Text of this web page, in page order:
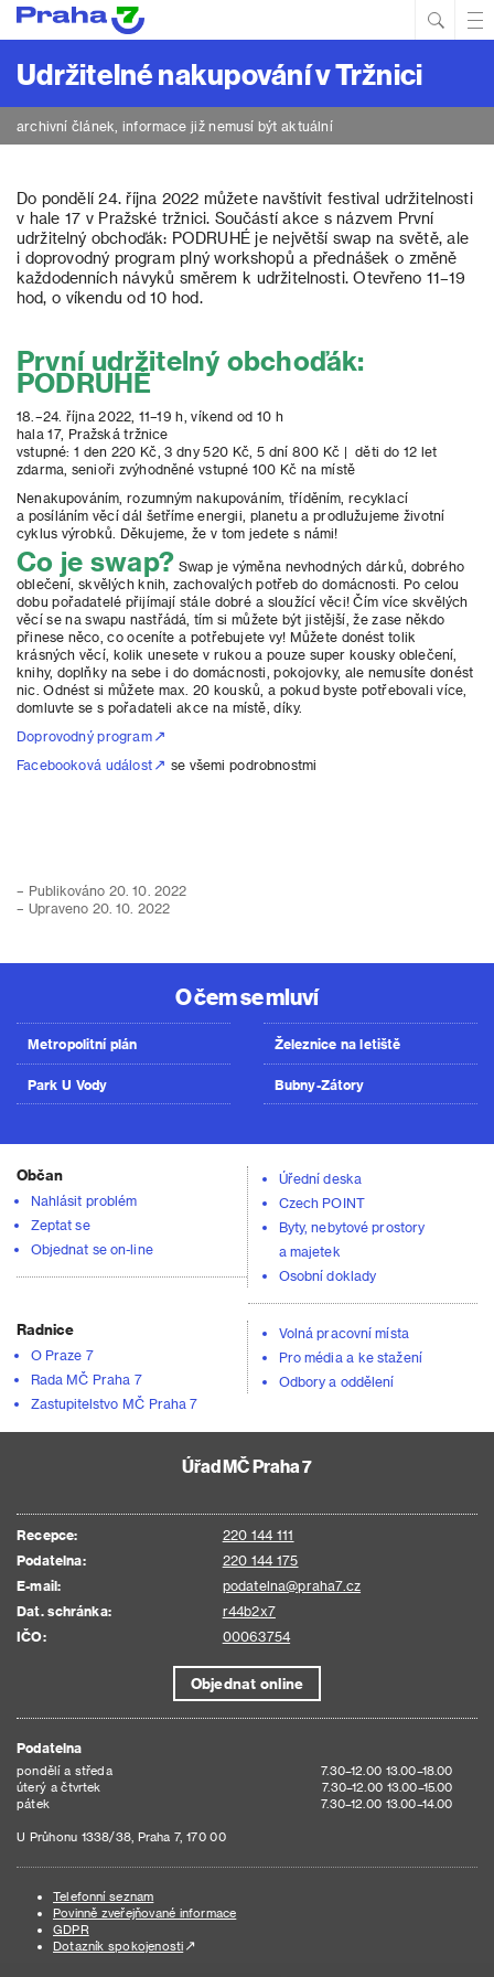
Udržitelné nakupování v Tržnici
archivní článek, informace již nemusí být aktuální
Do pondělí 24. října 2022 můžete navštívit festival udržitelnosti
v hale 17 v Pražské tržnici. Součástí akce s názvem První
udržitelný obchoďák: PODRUHÉ je největší swap na světě, ale
i doprovodný program plný workshopů a přednášek o změně
každodenních návyků směrem k udržitelnosti. Otevřeno 11–19
hod, o víkendu od 10 hod.
První udržitelný obchoďák:
PODRUHÉ
18.–24. října 2022, 11–19 h, víkend od 10 h
hala 17, Pražská tržnice
vstupné: 1 den 220 Kč, 3 dny 520 Kč, 5 dní 800 Kč | děti do 12 let
zdarma, senioři zvýhodněné vstupné 100 Kč na místě
Nenakupováním, rozumným nakupováním, tříděním, recyklací
a posíláním věcí dál šetříme energii, planetu a prodlužujeme životní
cyklus výrobků. Děkujeme, že v tom jedete s námi!
Co je swap? Swap je výměna nevhodných dárků, dobrého
oblečení, skvělých knih, zachovalých potřeb do domácnosti. Po celou
dobu pořadatelé přijímají stále dobré a sloužící věci! Čím více skvělých
věcí se na swapu nastřádá, tím si můžete být jistější, že zase někdo
přinese něco, co oceníte a potřebujete vy! Můžete donést tolik
krásných věcí, kolik unesete v rukou a pouze super kousky oblečení,
knihy, doplňky na sebe i do domácnosti, pokojovky, ale nemusíte donést
nic. Odnést si můžete max. 20 kousků, a pokud byste potřebovali více,
domluvte se s pořadateli akce na místě, díky.
Doprovodný program
Facebooková událost
se všemi podrobnostmi
– Publikováno 20. 10. 2022
– Upraveno 20. 10. 2022
O čem se mluví
Metropolitní plán
Park U Vody
Železnice na letiště
Bubny-Zátory
Občan
Nahlásit problém
Zeptat se
Objednat se on-line
Úřední deska
Czech POINT
Byty, nebytové prostory
a majetek
Osobní doklady
Radnice
O Praze 7
Rada MČ Praha 7
Zastupitelstvo MČ Praha 7
Volná pracovní místa
Pro média a ke stažení
Odbory a oddělení
Úřad MČ Praha 7
Recepce:
220 144 111
Podatelna:
220 144 175
E-mail:
podatelna@praha7.cz
Dat. schránka:
r44b2x7
IČO:
00063754
Objednat online
Podatelna
pondělí a středa
7.30–12.00 13.00–18.00
úterý a čtvrtek
7.30–12.00 13.00–15.00
pátek
7.30–12.00 13.00–14.00
U Průhonu 1338/38, Praha 7, 170 00
Telefonní seznam
Povinně zveřejňované informace
GDPR
Dotazník spokojenosti